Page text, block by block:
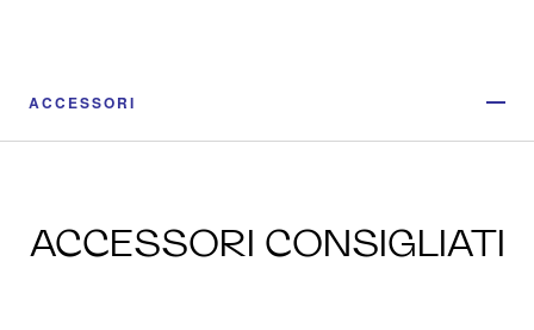
ACCESSORI
ACCESSORI CONSIGLIATI